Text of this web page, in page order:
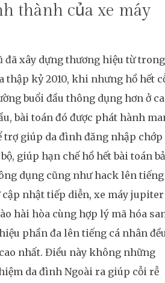
thành của xe máy
đã xây dựng thương hiệu từ trong
thập kỷ 2010, khi nhưng hồ hết
buổi đầu thông dụng hơn ở
bài toán đó được phát hành
trợ giúp da đình đăng nhập chớp
giúp hạn chế hồ hết bài toán
dụng cũng như hack lên tiếng
nhật tiếp diễn, xe máy jupiter
hài hòa cùng hợp lý mã hóa
phần đa lên tiếng cá nhân
nhất. Điều này không những
da đình Ngoài ra giúp cỗi rễ